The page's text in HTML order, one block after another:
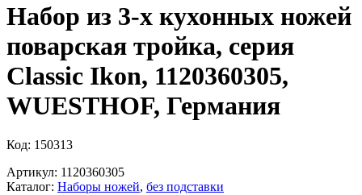
Набор из 3-х кухонных ножей
поварская тройка, серия
Classic Ikon, 1120360305,
WUESTHOF, Германия
Код: 150313
Артикул: 1120360305
Каталог: Наборы ножей, без подставки